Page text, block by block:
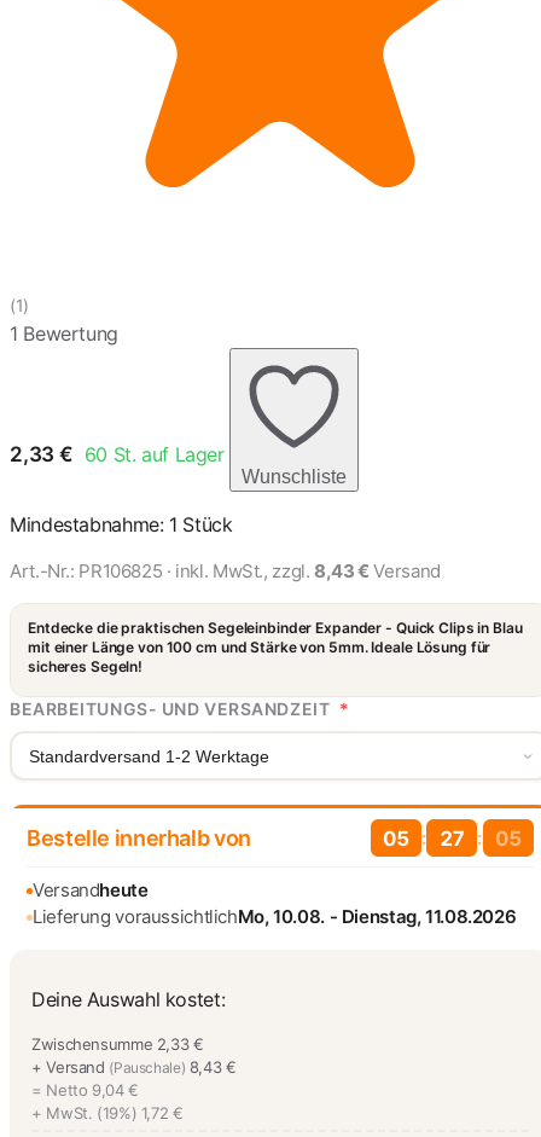
(1)
1 Bewertung
2,33 € 60 St. auf Lager
Wunschliste
Mindestabnahme: 1 Stück
Art.-Nr.: PR106825 · inkl. MwSt., zzgl. 8,43 € Versand
Entdecke die praktischen Segeleinbinder Expander - Quick Clips in Blau
mit einer Länge von 100 cm und Stärke von 5mm. Ideale Lösung für
sicheres Segeln!
BEARBEITUNGS- UND VERSANDZEIT *
Standardversand 1-2 Werktage
Bestelle innerhalb von 05 : 27 : 03
Versandheute
Lieferung voraussichtlichMo, 10.08. - Dienstag, 11.08.2026
Deine Auswahl kostet:
Zwischensumme 2,33 €
+ Versand (Pauschale) 8,43 €
= Netto 9,04 €
+ MwSt. (19%) 1,72 €